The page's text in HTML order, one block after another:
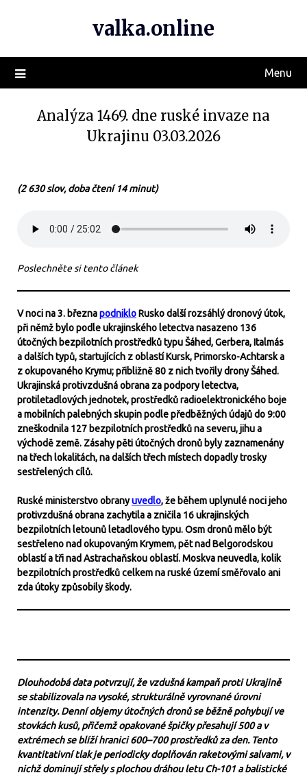
valka.online
Menu
Analýza 1469. dne ruské invaze na
Ukrajinu 03.03.2026
(2 630 slov, doba čtení 14 minut)
Poslechněte si tento článek
V noci na 3. březnapodnikloRusko další rozsáhlý dronový útok,
při němž bylo podle ukrajinského letectva nasazeno 136
útočných bezpilotních prostředků typu Šáhed, Gerbera, Italmás
a dalších typů, startujících z oblastí Kursk, Primorsko-Achtarsk a
z okupovaného Krymu; přibližně 80 z nich tvořily drony Šáhed.
Ukrajinská protivzdušná obrana za podpory letectva,
protiletadlových jednotek, prostředků radioelektronického boje
a mobilních palebných skupin podle předběžných údajů do 9:00
zneškodnila 127 bezpilotních prostředků na severu, jihu a
východě země. Zásahy pěti útočných dronů byly zaznamenány
na třech lokalitách, na dalších třech místech dopadly trosky
sestřelených cílů.
Ruské ministerstvo obranyuvedlo, že během uplynulé noci jeho
protivzdušná obrana zachytila a zničila 16 ukrajinských
bezpilotních letounů letadlového typu. Osm dronů mělo být
sestřeleno nad okupovaným Krymem, pět nad Belgorodskou
oblastí a tři nad Astrachaňskou oblastí. Moskva neuvedla, kolik
bezpilotních prostředků celkem na ruské území směřovalo ani
zda útoky způsobily škody.
Dlouhodobá data potvrzují, že vzdušná kampaň proti Ukrajině
se stabilizovala na vysoké, strukturálně vyrovnané úrovni
intenzity. Denní objemy útočných dronů se běžně pohybují ve
stovkách kusů, přičemž opakované špičky přesahují 500 a v
extrémech se blíží hranici 600–700 prostředků za den. Tento
kvantitativní tlak je periodicky doplňován raketovými salvami, v
nichž dominují střely s plochou dráhou letu Ch-101 a balistické